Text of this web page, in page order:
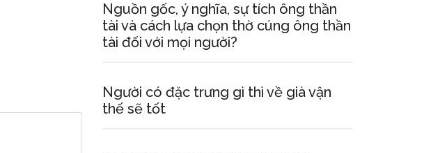
Nguồn gốc, ý nghĩa, sự tích ông thần
tài và cách lựa chọn thờ cúng ông thần
tài đối với mọi người?
Người có đặc trưng gì thì về già vận
thế sẽ tốt